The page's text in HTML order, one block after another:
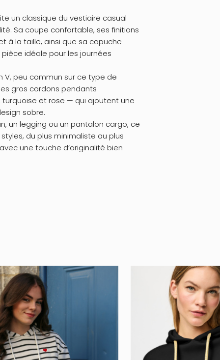
un classique du vestiaire casual
Sa coupe confortable, ses finitions
à la taille, ainsi que sa capuche
idéale pour les journées
V, peu commun sur ce type de
gros cordons pendants
et rose — qui ajoutent une
sobre.
un legging ou un pantalon cargo, ce
du plus minimaliste au plus
une touche d’originalité bien